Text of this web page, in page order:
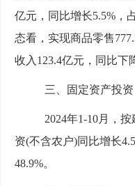
亿元，同比增长5.5%，
态看，实现商品零售
收入 123.4亿元，同比下
三、固定资产投资
2024年1-10月，
资(不含农户)同比增长4.5
48.9%。